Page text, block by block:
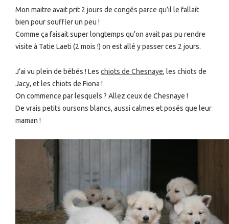
Mon maitre avait prit 2 jours de congés parce qu’il le fallait
bien pour souffler un peu !
Comme ça faisait super longtemps qu’on avait pas pu rendre
visite à Tatie Laeti (2 mois !) on est allé y passer ces 2 jours.
J’ai vu plein de bébés ! Les chiots de Chesnaye, les chiots de
Jacy, et les chiots de Fiona !
On commence par lesquels ? Allez ceux de Chesnaye !
De vrais petits oursons blancs, aussi calmes et posés que leur
maman !